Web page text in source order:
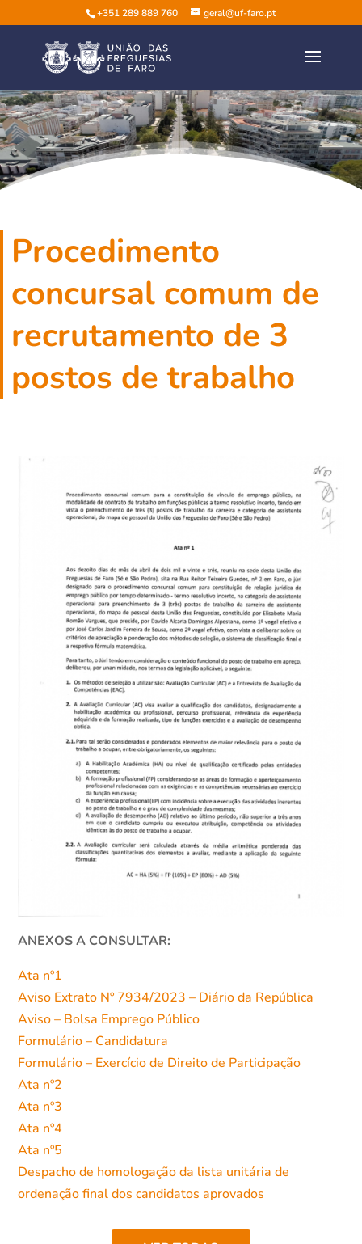
+351 289 889 760 geral@uf-faro.pt
Procedimento
concursal comum de
recrutamento de 3
postos de trabalho
ANEXOS A CONSULTAR:
Ata nº1
Aviso Extrato Nº 7934/2023 – Diário da República
Aviso – Bolsa Emprego Público
Formulário – Candidatura
Formulário – Exercício de Direito de Participação
Ata nº2
Ata nº3
Ata nº4
Ata nº5
Despacho de homologação da lista unitária de
ordenação final dos candidatos aprovados